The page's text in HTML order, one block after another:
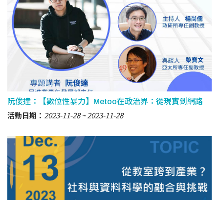
阮俊達：【數位性暴力】Metoo在政治界：從現實到網路
活動日期： 2023-11-28 2023-11-28